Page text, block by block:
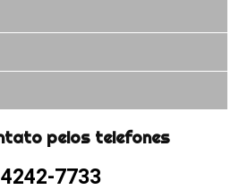
pelos telefones
4242-7733